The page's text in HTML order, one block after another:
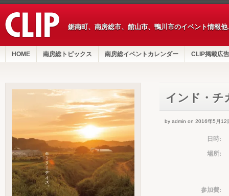
鋸南町、南房総市、館山市、鴨川市のイベント情報
HOME 南房総トピックス 南房総イベントカレンダー CLIP掲載広告
インド・チ
by admin on 2016年5月12
日時:
場所:
参加費: